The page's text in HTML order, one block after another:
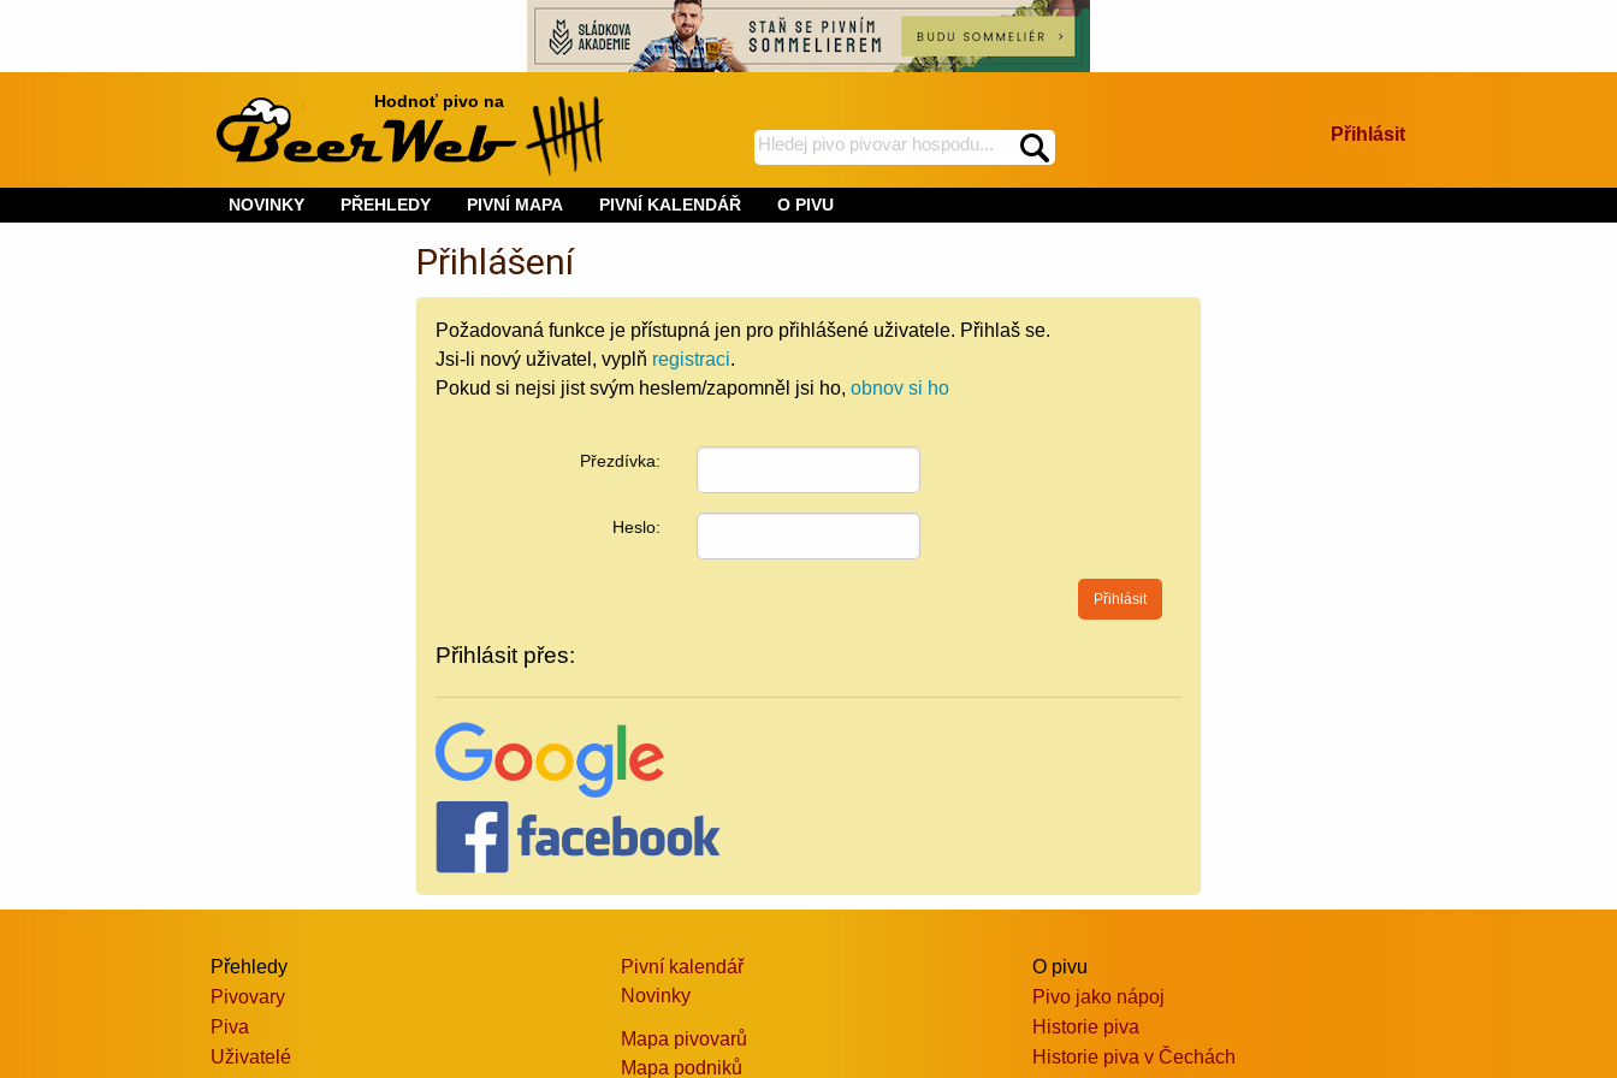
Hodnoť pivo na
hledej
BeerWeb
spustí
Přihlásit
NOVINKY PŘEHLEDY PIVNÍ MAPA PIVNÍ KALENDÁŘ O PIVU
Přihlášení
Požadovaná funkce je přístupná jen pro přihlášené uživatele. Přihlaš se.
Jsi-li nový uživatel, vyplň registraci.
Pokud si nejsi jist svým heslem/zapomněl jsi ho, obnov si ho
Přezdívka:
Heslo:
Přihlásit přes:
Přehledy
Pivovary
Piva
Uživatelé
Pivní kalendář
Novinky
Mapa pivovarů
Mapa podniků
O pivu
Pivo jako nápoj
Historie piva
Historie piva v Čechách